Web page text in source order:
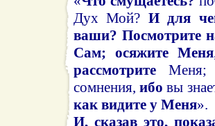
Дух Мой? И для
ваши? Посмотрите
Сам; осяжите Меня
рассмотрите Меня;
сомнения,ибо вы
как видите у Меня».
И, сказав это,